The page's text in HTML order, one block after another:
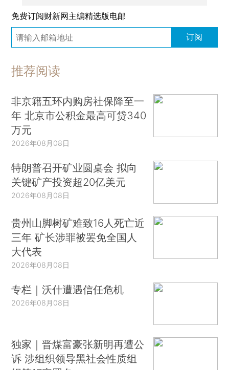
免费订阅财新网主编精选版电邮
订阅
推荐阅读
非京籍五环内购房社保降至一
年 北京市公积金最高可贷340
万元
2026年08月08日
特朗普召开矿业圆桌会 拟向
关键矿产投资超20亿美元
2026年08月08日
贵州山脚树矿难致16人死亡近
三年 矿长涉罪被罢免全国人
大代表
2026年08月08日
专栏｜沃什遭遇信任危机
2026年08月08日
独家｜晋煤富豪张新明再遭公
诉 涉组织领导黑社会性质组